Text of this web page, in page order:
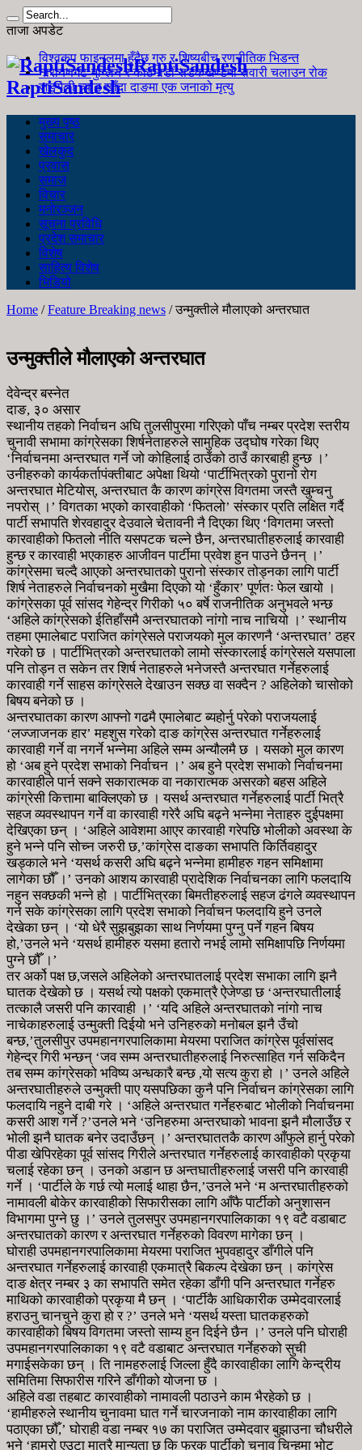
ताजा अपडेट
विश्वकप फाइनलमा हुँदैछ गुरु र शिष्यबीच रणनीतिक भिडन्त
नारायणगढ-मुग्लिन र काठमाडौं सडकखण्डमा सवारी चलाउन रोक
जङ्गली च्याउ खाँदा दाङमा एक जनाको मृत्यु
RaptiSandesh
RaptiSandesh
मुख्य पृष्ठ
समाचार
खेलकुद
प्रवास
समाज
विचार
मनोरञ्जन
सूचना प्रविधि
प्रदेश समाचार
विशेष
साहित्य विशेष
भिडियो
Home /Feature Breaking news /उन्मुक्तीले मौलाएको अन्तरघात
उन्मुक्तीले मौलाएको अन्तरघात
देवेन्द्र बस्नेत
दाङ, ३० असार
स्थानीय तहको निर्वाचन अघि तुलसीपुरमा गरिएको पाँच नम्बर प्रदेश स्तरीय
चुनावी सभामा कांग्रेसका शिर्षनेताहरुले सामुहिक उद्घोष गरेका थिए
‘निर्वाचनमा अन्तरघात गर्ने जो कोहिलाई ठाउँको ठाउँ कारबाही हुन्छ ।’
उनीहरुको कार्यकर्तापंक्तीबाट अपेक्षा थियो ‘पार्टीभित्रको पुरानो रोग
अन्तरघात मेटियोस्, अन्तरघात कै कारण कांग्रेस विगतमा जस्तै खुम्चनु
नपरोस् ।’ विगतका भएको कारवाहीको ‘फितलो’ संस्कार प्रति लक्षित गर्दै
पार्टी सभापति शेरवहादुर देउवाले चेतावनी नै दिएका थिए ‘विगतमा जस्तो
कारवाहीको फितलो नीति यसपटक चल्ने छैन, अन्तरघातीहरुलाई कारवाही
हुन्छ र कारवाही भएकाहरु आजीवन पार्टीमा प्रवेश हुन पाउने छैनन् ।’
कांग्रेसमा चल्दै आएको अन्तरघातको पुरानो संस्कार तोड्नका लागि पार्टी
शिर्ष नेताहरुले निर्वाचनको मुखैमा दिएको यो ‘हुँकार’ पूर्णतः फेल खायो ।
कांग्रेसका पूर्व सांसद गेहेन्द्र गिरीको ५० बर्षे राजनीतिक अनुभवले भन्छ
‘अहिले कांग्रेसको ईतिहाँसमै अन्तरघातको नांगो नाच नाचियो ।’ स्थानीय
तहमा एमालेबाट पराजित कांग्रेसले पराजयको मुल कारणनै ‘अन्तरघात’ ठहर
गरेको छ । पार्टीभित्रको अन्तरघातको लामो संस्कारलाई कांग्रेसले यसपाला
पनि तोड्न त सकेन तर शिर्ष नेताहरुले भनेजस्तै अन्तरघात गर्नेहरुलाई
कारवाही गर्ने साहस कांग्रेसले देखाउन सक्छ वा सक्दैन ? अहिलेको चासोको
बिषय बनेको छ ।
अन्तरघातका कारण आफ्नो गढमै एमालेबाट ब्यहोर्नु परेको पराजयलाई
‘लज्जाजनक हार’ महशुस गरेको दाङ कांग्रेस अन्तरघात गर्नेहरुलाई
कारवाही गर्ने वा नगर्ने भन्नेमा अहिले सम्म अन्यौलमै छ । यसको मुल कारण
हो ‘अब हुने प्रदेश सभाको निर्वाचन ।’ अब हुने प्रदेश सभाको निर्वाचनमा
कारवाहीले पार्न सक्ने सकारात्मक वा नकारात्मक असरको बहस अहिले
कांग्रेसी कित्तामा बाक्लिएको छ । यसर्थ अन्तरघात गर्नेहरुलाई पार्टी भित्रै
सहज व्यवस्थापन गर्ने वा कारवाही गरेरै अघि बढ्ने भन्नेमा नेताहरु दुईपक्षमा
देखिएका छन् । ‘अहिले आवेशमा आएर कारवाही गरेपछि भोलीको अवस्था के
हुने भन्ने पनि सोच्न जरुरी छ,’कांग्रेस दाङका सभापति किर्तिवहादुर
खड्काले भने ‘यसर्थ कसरी अघि बढ्ने भन्नेमा हामीहरु गहन समिक्षामा
लागेका छौँ ।’ उनको आशय कारवाही प्रादेशिक निर्वाचनका लागि फलदायि
नहुन सक्छकी भन्ने हो । पार्टीभित्रका बिमतीहरुलाई सहज ढंगले व्यवस्थापन
गर्न सके कांग्रेसका लागि प्रदेश सभाको निर्वाचन फलदायि हुने उनले
देखेका छन् । ‘यो धेरै सुझबुझका साथ निर्णयमा पुग्नु पर्ने गहन बिषय
हो,’उनले भने ‘यसर्थ हामीहरु यसमा हतारो नभई लामो समिक्षापछि निर्णयमा
पुग्ने छौँ ।’
तर अर्को पक्ष छ,जसले अहिलेको अन्तरघातलाई प्रदेश सभाका लागि झनै
घातक देखेको छ । यसर्थ त्यो पक्षको एकमात्रै ऐजेण्डा छ ‘अन्तरघातीलाई
तत्कालै जसरी पनि कारवाही ।’ ‘यदि अहिले अन्तरघातको नांगो नाच
नाचेकाहरुलाई उन्मुक्ती दिईयो भने उनिहरुको मनोबल झनै उँचो
बन्छ,’तुलसीपुर उपमहानगरपालिकामा मेयरमा पराजित कांग्रेस पूर्वसांसद
गेहेन्द्र गिरी भन्छन् ‘जव सम्म अन्तरघातीहरुलाई निरुत्साहित गर्न सकिदैन
तब सम्म कांग्रेसको भविष्य अन्धकारै बन्छ ,यो सत्य कुरा हो ।’ उनले अहिले
अन्तरघातीहरुले उन्मुक्ती पाए यसपछिका कुनै पनि निर्वाचन कांग्रेसका लागि
फलदायि नहुने दाबी गरे । ‘अहिले अन्तरघात गर्नेहरुबाट भोलीको निर्वाचनमा
कसरी आश गर्ने ?’उनले भने ‘उनिहरुमा अन्तरघाको भावना झनै मौलाउँछ र
भोली झनै घातक बनेर उदाउँछन् ।’ अन्तरघाततकै कारण आँफुले हार्नु परेको
पीडा खेपिरहेका पूर्व सांसद गिरीले अन्तरघात गर्नेहरुलाई कारवाहीको प्रकृया
चलाई रहेका छन् । उनको अडान छ अन्तघातीहरुलाई जसरी पनि कारवाही
गर्ने । ‘पार्टीले के गर्छ त्यो मलाई थाहा छैन,’उनले भने ‘म अन्तरघातीहरुको
नामावली बोकेर कारवाहीको सिफारीसका लागि आँफै पार्टीको अनुशासन
विभागमा पुग्ने छु ।’ उनले तुलसपुर उपमहानगरपालिकाका १९ वटै वडाबाट
अन्तरघातको कारण र अन्तरघात गर्नेहरुको विवरण मागेका छन् ।
घोराही उपमहानगरपालिकामा मेयरमा पराजित भुपवहादुर डाँगीले पनि
अन्तरघात गर्नेहरुलाई कारवाही एकमात्रै बिकल्प देखेका छन् । कांग्रेस
दाङ क्षेत्र नम्बर ३ का सभापति समेत रहेका डाँगी पनि अन्तरघात गर्नेहरु
माथिको कारवाहीको प्रकृया मै छन् । ‘पार्टीकै आधिकारीक उम्मेदवारलाई
हराउनु चानचुने कुरा हो र ?’ उनले भने ‘यसर्थ यस्ता घातकहरुको
कारवाहीको बिषय विगतमा जस्तो साम्य हुन दिईने छैन ।’ उनले पनि घोराही
उपमहानगरपालिकाका १९ वटै वडाबाट अन्तरघात गर्नेहरुको सुची
मगाईसकेका छन् । ति नामहरुलाई जिल्ला हुँदै कारवाहीका लागि केन्द्रीय
समितिमा सिफारीस गरिने डाँगीको योजना छ ।
अहिले वडा तहबाट कारवाहीको नामावली पठाउने काम भैरहेको छ ।
‘हामीहरुले स्थानीय चुनावमा घात गर्ने चारजनाको नाम कारवाहीका लागि
पठाएका छौँ,’ घोराही वडा नम्बर १७ का पराजित उम्मेदवार बुझाउना चौधरीले
भने ‘हाम्रो एउटा मात्रै मान्यता छ कि फरक पार्टीको चुनाव चिन्हमा भोट